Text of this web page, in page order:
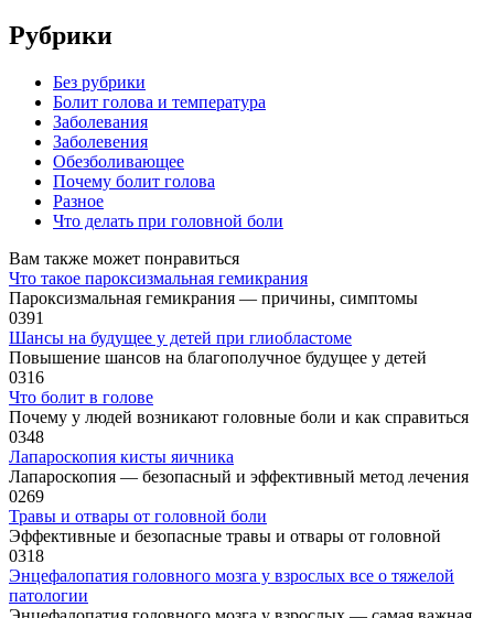
Рубрики
Без рубрики
Болит голова и температура
Заболевания
Заболевения
Обезболивающее
Почему болит голова
Разное
Что делать при головной боли
Вам также может понравиться
Что такое пароксизмальная гемикрания
Пароксизмальная гемикрания — причины, симптомы
0391
Шансы на будущее у детей при глиобластоме
Повышение шансов на благополучное будущее у детей
0316
Что болит в голове
Почему у людей возникают головные боли и как справиться
0348
Лапароскопия кисты яичника
Лапароскопия — безопасный и эффективный метод лечения
0269
Травы и отвары от головной боли
Эффективные и безопасные травы и отвары от головной
0318
Энцефалопатия головного мозга у взрослых все о тяжелой
патологии